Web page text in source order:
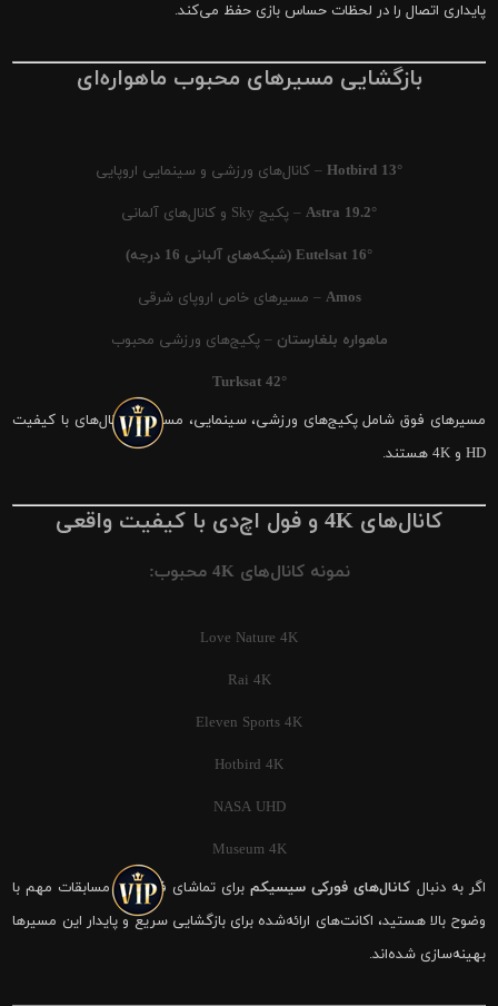
پایداری اتصال را در لحظات حساس بازی حفظ می‌کند.
بازگشایی مسیرهای محبوب ماهواره‌ای
Hotbird 13° – کانال‌های ورزشی و سینمایی اروپایی
Astra 19.2° – پکیج Sky و کانال‌های آلمانی
Eutelsat 16° (شبکه‌های آلبانی 16 درجه)
Amos – مسیرهای خاص اروپای شرقی
ماهواره بلغارستان – پکیج‌های ورزشی محبوب
Turksat 42°
مسیرهای فوق شامل پکیج‌های ورزشی، سینمایی، مستند و کانال‌های با کیفیت
HD و 4K هستند.
کانال‌های 4K و فول اچ‌دی با کیفیت واقعی
نمونه کانال‌های 4K محبوب:
Love Nature 4K
Rai 4K
Eleven Sports 4K
Hotbird 4K
NASA UHD
Museum 4K
اگر به دنبال کانال‌های فورکی سیسیکمبرای تماشای فوتبال و مسابقات مهم با
وضوح بالا هستید، اکانت‌های ارائه‌شده برای بازگشایی سریع و پایدار این مسیرها
بهینه‌سازی شده‌اند.